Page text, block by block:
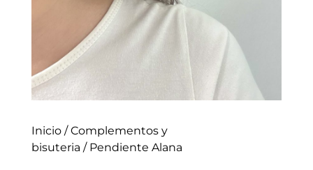
Inicio/Complementos y
bisuteria / Pendiente Alana